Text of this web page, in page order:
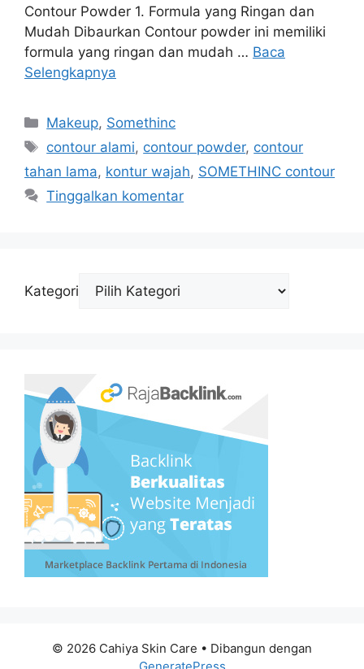
Contour Powder 1. Formula yang Ringan dan
Mudah Dibaurkan Contour powder ini memiliki
formula yang ringan dan mudah … Baca
Selengkapnya
Kategori
Makeup, Somethinc
Tag
contour alami, contour powder, contour
tahan lama, kontur wajah, SOMETHINC contour
Tinggalkan komentar
Kategori
© 2026 Cahiya Skin Care • Dibangun dengan
GeneratePress